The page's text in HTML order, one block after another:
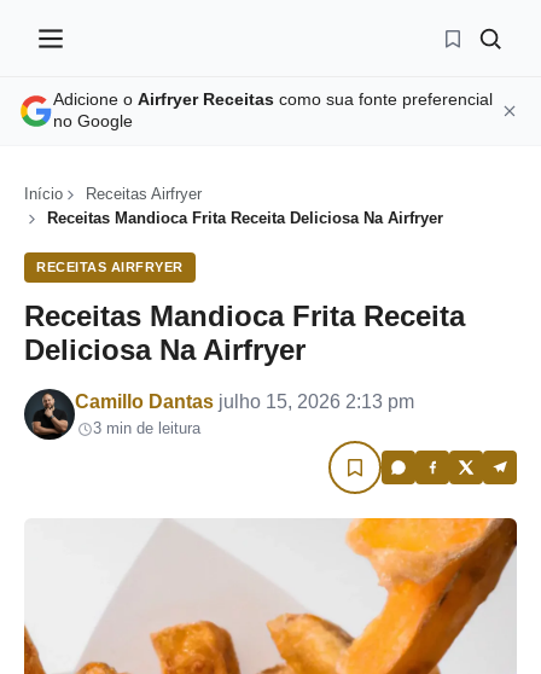
Adicione o Airfryer Receitas como sua fonte preferencial
no Google
Início
Receitas Airfryer
Receitas Mandioca Frita Receita Deliciosa Na Airfryer
RECEITAS AIRFRYER
Receitas Mandioca Frita Receita
Deliciosa Na Airfryer
Por
Camillo Dantas julho 15, 2026 2:13 pm
3 min de leitura